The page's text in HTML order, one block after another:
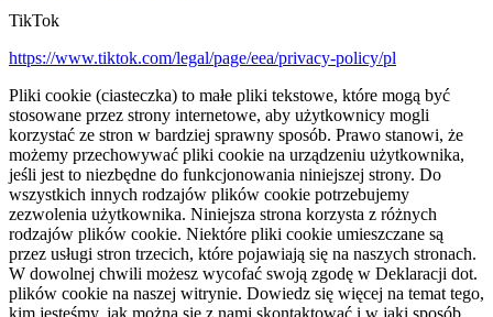
TikTok
https://www.tiktok.com/legal/page/eea/privacy-policy/pl
Pliki cookie (ciasteczka) to małe pliki tekstowe, które mogą być
stosowane przez strony internetowe, aby użytkownicy mogli
korzystać ze stron w bardziej sprawny sposób. Prawo stanowi, że
możemy przechowywać pliki cookie na urządzeniu użytkownika,
jeśli jest to niezbędne do funkcjonowania niniejszej strony. Do
wszystkich innych rodzajów plików cookie potrzebujemy
zezwolenia użytkownika. Niniejsza strona korzysta z różnych
rodzajów plików cookie. Niektóre pliki cookie umieszczane są
przez usługi stron trzecich, które pojawiają się na naszych stronach.
W dowolnej chwili możesz wycofać swoją zgodę w Deklaracji dot.
plików cookie na naszej witrynie. Dowiedz się więcej na temat tego,
kim jesteśmy, jak można się z nami skontaktować i w jaki sposób